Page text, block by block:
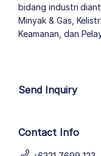
bidang industri
Minyak & Gas,
Keamanan, dan
Send Inquiry
Contact Info